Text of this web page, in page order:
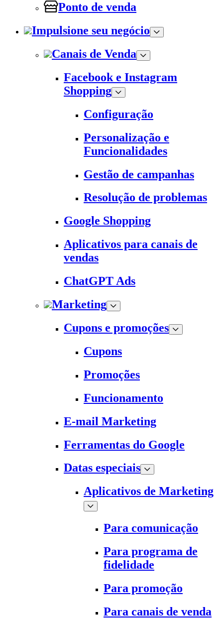
Ponto de venda
Impulsione seu negócio
Canais de Venda
Facebook e Instagram
Shopping
Configuração
Personalização e
Funcionalidades
Gestão de campanhas
Resolução de problemas
Google Shopping
Aplicativos para canais de
vendas
ChatGPT Ads
Marketing
Cupons e promoções
Cupons
Promoções
Funcionamento
E-mail Marketing
Ferramentas do Google
Datas especiais
Aplicativos de Marketing
Para comunicação
Para programa de
fidelidade
Para promoção
Para canais de venda